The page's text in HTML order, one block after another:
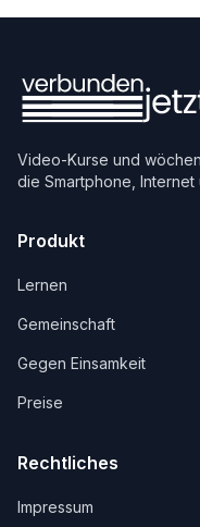
Video-Kurse und
die Smartphone,
Produkt
Lernen
Gemeinschaft
Gegen Einsamkeit
Preise
Rechtliches
Impressum